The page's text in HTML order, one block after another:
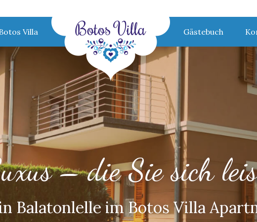
Villa Gästebuch
– die Sie sich
Balatonlelle im Botos Villa